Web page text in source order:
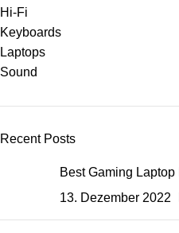
Hi-Fi
Keyboards
Laptops
Sound
Recent Posts
Best Gaming Laptop
13. Dezember 2022